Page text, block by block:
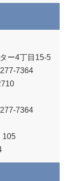
ー4丁目15-5
7364
7364
105